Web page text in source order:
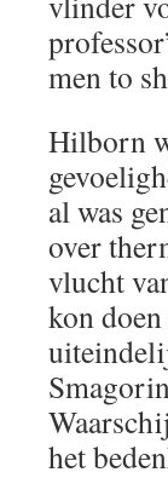
men to
Hilborn
al was
over
vlucht
kon
het